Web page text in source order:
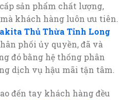
sản phẩm chất lượng,
khách hàng luôn ưu tiên.
Thủ Thừa Tỉnh Long
phối ủy quyền, đã và
đó bằng hệ thống phân
dịch vụ hậu mãi tận tâm.
đến tay khách hàng đều